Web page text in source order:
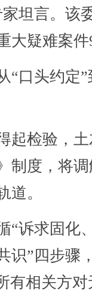
坦言。该
大疑难案
口头约定”
检验，土
制度，将
道。
诉求固化
识”四步骤
有相关方对